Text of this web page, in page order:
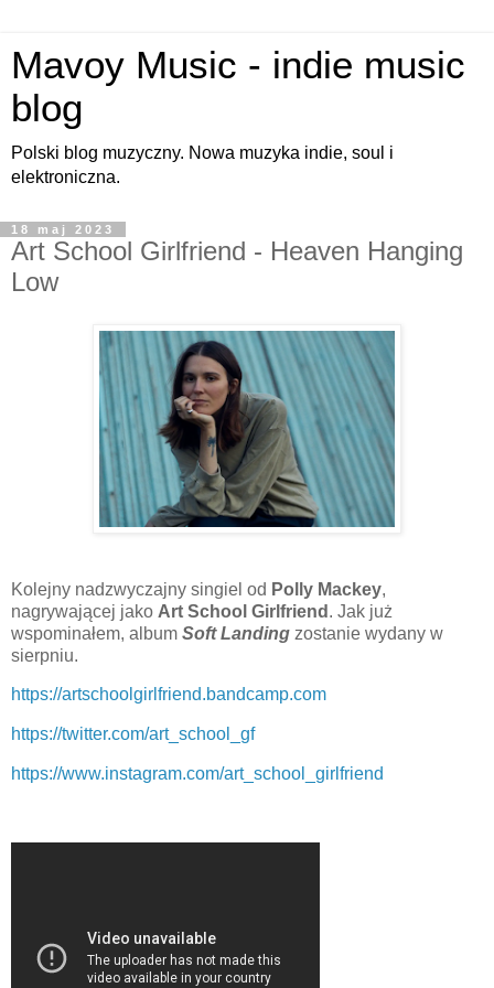
Mavoy Music - indie music
blog
Polski blog muzyczny. Nowa muzyka indie, soul i
elektroniczna.
18 maj 2023
Art School Girlfriend - Heaven Hanging
Low
Kolejny nadzwyczajny singiel od Polly Mackey,
nagrywającej jako Art School Girlfriend . Jak już
wspominałem, album Soft Landing zostanie wydany w
sierpniu.
https://artschoolgirlfriend.bandcamp.com
https://twitter.com/art_school_gf
https://www.instagram.com/art_school_girlfriend